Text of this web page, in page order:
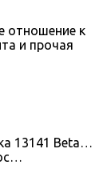
отношение к
и прочая
13141 Beta…